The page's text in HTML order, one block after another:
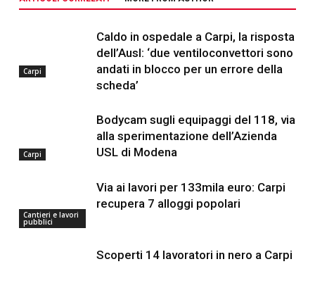
Carpi
Caldo in ospedale a Carpi, la risposta
dell’Ausl: ‘due ventiloconvettori sono
andati in blocco per un errore della
scheda’
Carpi
Bodycam sugli equipaggi del 118, via
alla sperimentazione dell’Azienda
USL di Modena
Cantieri e lavori
pubblici
Via ai lavori per 133mila euro: Carpi
recupera 7 alloggi popolari
Scoperti 14 lavoratori in nero a Carpi